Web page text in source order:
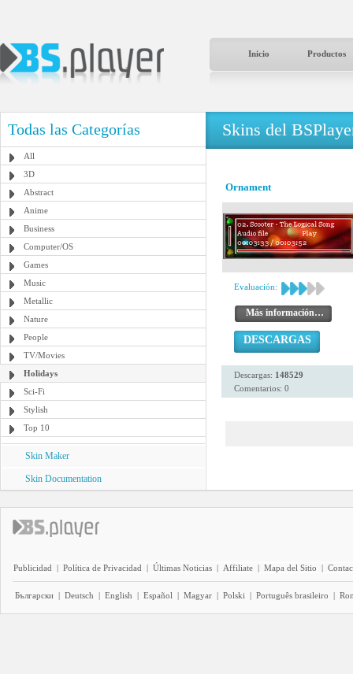
Inicio Productos
Todas las Categorías
All
3D
Abstract
Anime
Business
Computer/OS
Games
Music
Metallic
Nature
People
TV/Movies
Holidays
Sci-Fi
Stylish
Top 10
Skin Maker
Skin Documentation
Skins del
Ornament
Evaluación:
Más información…
DESCARGAS
Descargas: 148529
Comentarios: 0
Publicidad | Política de Privacidad | Últimas Noticias | Affiliate | Mapa del Sitio |
Български | Deutsch | English | Español | Magyar | Polski | Português brasileiro |